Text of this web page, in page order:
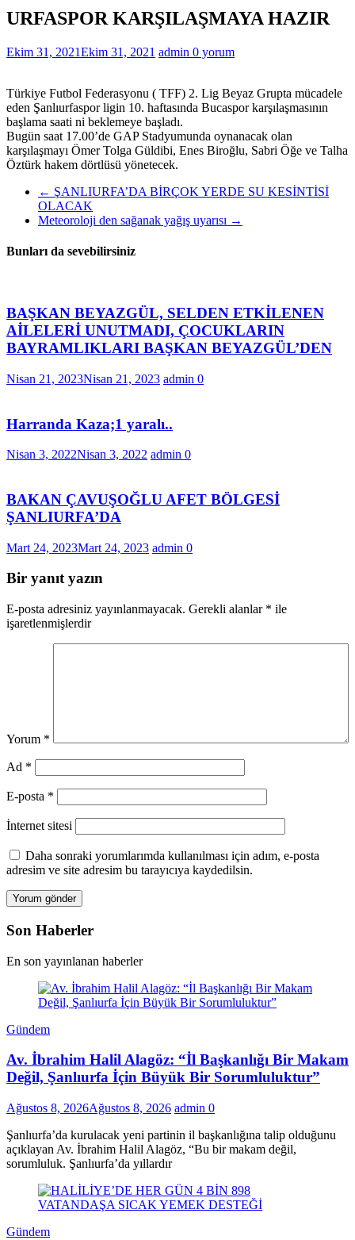
URFASPOR KARŞILAŞMAYA HAZIR
Ekim 31, 2021Ekim 31, 2021 admin 0 yorum
Türkiye Futbol Federasyonu ( TFF) 2. Lig Beyaz Grupta mücadele
eden Şanlıurfaspor ligin 10. haftasında Bucaspor karşılaşmasının
başlama saati ni beklemeye başladı.
Bugün saat 17.00’de GAP Stadyumunda oynanacak olan
karşılaşmayı Ömer Tolga Güldibi, Enes Biroğlu, Sabri Öğe ve Talha
Öztürk hakem dörtlüsü yönetecek.
← ŞANLIURFA’DA BİRÇOK YERDE SU KESİNTİSİ
OLACAK
Meteoroloji den sağanak yağış uyarısı →
Bunları da sevebilirsiniz
BAŞKAN BEYAZGÜL, SELDEN ETKİLENEN
AİLELERİ UNUTMADI, ÇOCUKLARIN
BAYRAMLIKLARI BAŞKAN BEYAZGÜL’DEN
Nisan 21, 2023Nisan 21, 2023 admin 0
Harranda Kaza;1 yaralı..
Nisan 3, 2022Nisan 3, 2022 admin 0
BAKAN ÇAVUŞOĞLU AFET BÖLGESİ
ŞANLIURFA’DA
Mart 24, 2023Mart 24, 2023 admin 0
Bir yanıt yazın
E-posta adresiniz yayınlanmayacak. Gerekli alanlar * ile
işaretlenmişlerdir
Yorum *
Ad *
E-posta *
İnternet sitesi
Daha sonraki yorumlarımda kullanılması için adım, e-posta
adresim ve site adresim bu tarayıcıya kaydedilsin.
Son Haberler
En son yayınlanan haberler
Gündem
Av. İbrahim Halil Alagöz: “İl Başkanlığı Bir Makam
Değil, Şanlıurfa İçin Büyük Bir Sorumluluktur”
Ağustos 8, 2026Ağustos 8, 2026 admin 0
Şanlıurfa’da kurulacak yeni partinin il başkanlığına talip olduğunu
açıklayan Av. İbrahim Halil Alagöz, “Bu bir makam değil,
sorumluluk. Şanlıurfa’da yıllardır
Gündem